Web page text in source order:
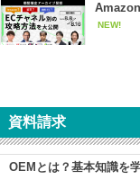
NEW!
資料請求
OEMとは？基本知識を